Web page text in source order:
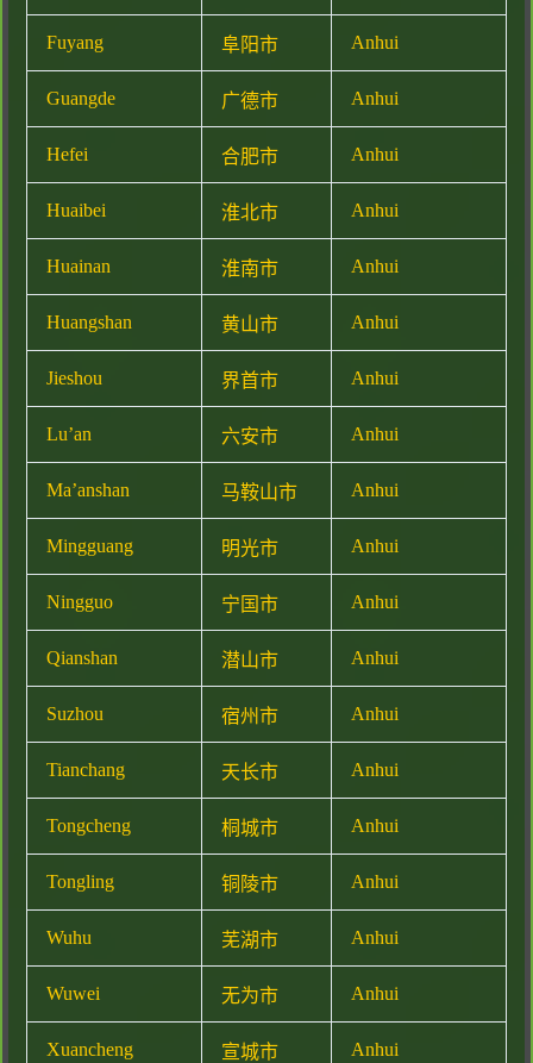
Fuyang 阜阳市 Anhui
Guangde 广德市 Anhui
Hefei 合肥市 Anhui
Huaibei 淮北市 Anhui
Huainan 淮南市 Anhui
Huangshan 黄山市 Anhui
Jieshou 界首市 Anhui
Lu’an 六安市 Anhui
Ma’anshan 马鞍山市 Anhui
Mingguang 明光市 Anhui
Ningguo 宁国市 Anhui
Qianshan 潜山市 Anhui
Suzhou 宿州市 Anhui
Tianchang 天长市 Anhui
Tongcheng 桐城市 Anhui
Tongling 铜陵市 Anhui
Wuhu 芜湖市 Anhui
Wuwei 无为市 Anhui
Xuancheng 宣城市 Anhui